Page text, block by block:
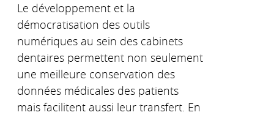
Le développement et la
démocratisation des outils
numériques au sein des cabinets
dentaires permettent non seulement
une meilleure conservation des
données médicales des patients
mais facilitent aussi leur transfert. En